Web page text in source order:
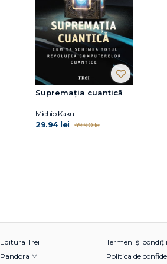
Supremația cuantică
Michio Kaku
29.94 lei 49.90 lei
Editura Trei
Pandora M
Termeni și condiții
Politica de